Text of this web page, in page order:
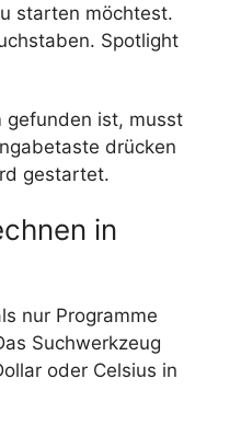
starten möchtest.
Spotlight
gefunden ist, musst
drücken
gestartet.
in
nur Programme
Suchwerkzeug
oder Celsius in